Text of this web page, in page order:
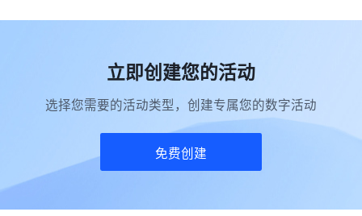
立即创建您的活动
选择您需要的活动类型，创建专属您的数字活动
免费创建